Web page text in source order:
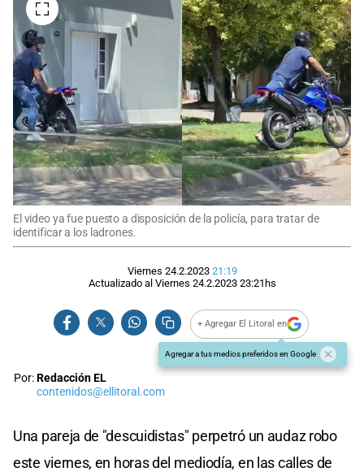
El video ya fue puesto a disposición de la policía, para tratar de
identificar a los ladrones.
Viernes 24.2.2023 21:19
Actualizado al Viernes 24.2.2023 23:21hs
+ Agregar El Litoral en
Agregar a tus medios preferidos en Google
Por:Redacción EL
contenidos@ellitoral.com
Una pareja de "descuidistas" perpetró un audaz robo
este viernes, en horas del mediodía, en las calles de